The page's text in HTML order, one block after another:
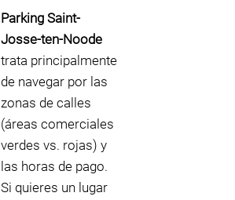
Parking Saint-
Josse-ten-Noode
trata principalmente
de navegar por las
zonas de calles
(áreas comerciales
verdes vs. rojas) y
las horas de pago.
Si quieres un lugar